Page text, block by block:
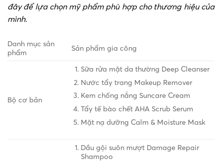
đây để lựa chọn mỹ phẩm phù hợp cho thương hiệu của
mình.
Danh mục sản
phẩm
Sản phẩm gia công
Bộ cơ bản
Sữa rửa mặt da thường Deep Cleanser
Nước tẩy trang Makeup Remover
Kem chống nắng Suncare Cream
Tẩy tế bào chết AHA Scrub Serum
Mặt nạ dưỡng Calm & Moisture Mask
Dầu gội suôn mượt Damage Repair
Shampoo